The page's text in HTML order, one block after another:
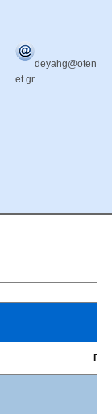
deyahg@oten
et.gr